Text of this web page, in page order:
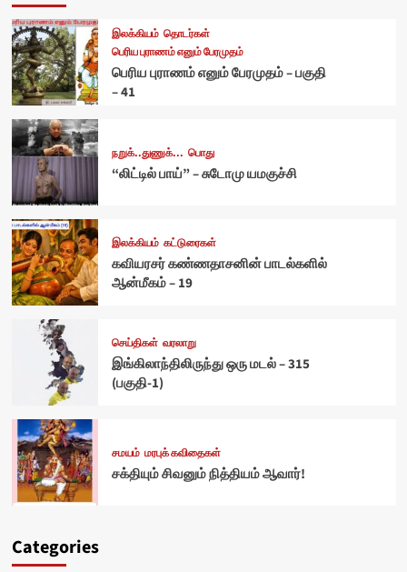
இலக்கியம் தொடர்கள்
பெரிய புராணம் எனும் பேரமுதம்
பெரிய புராணம் எனும் பேரமுதம் – பகுதி
– 41
நறுக்..துணுக்... பொது
“லிட்டில் பாய்” – சுடோமு யமகுச்சி
இலக்கியம் கட்டுரைகள்
கவியரசர் கண்ணதாசனின் பாடல்களில்
ஆன்மீகம் – 19
செய்திகள் வரலாறு
இங்கிலாந்திலிருந்து ஒரு மடல் – 315
(பகுதி-1)
சமயம் மரபுக் கவிதைகள்
சக்தியும் சிவனும் நித்தியம் ஆவார்!
Categories